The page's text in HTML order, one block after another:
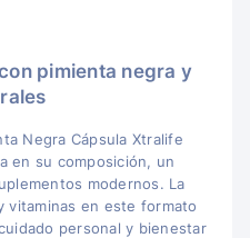
pimienta negra y
Negra Cápsula Xtralife
en su composición, un
modernos. La
vitaminas en este formato
personal y bienestar